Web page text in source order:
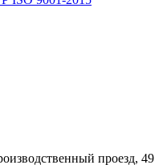
проезд, 49